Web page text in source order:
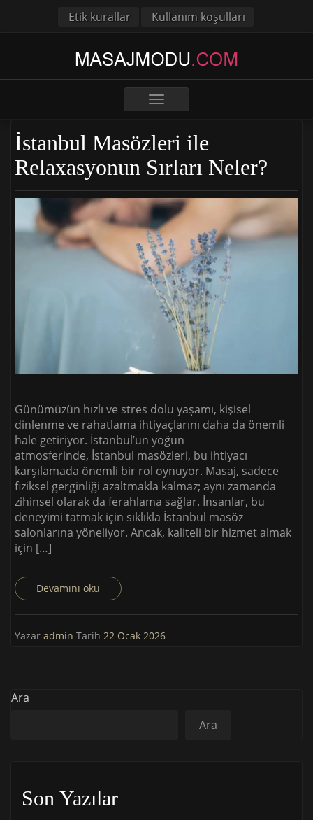
Etik kurallar Kullanım koşulları
Toggle
İstanbul Masözleri ile
Relaxasyonun Sırları Neler?
Günümüzün hızlı ve stres dolu yaşamı, kişisel
dinlenme ve rahatlama ihtiyaçlarını daha da önemli
hale getiriyor. İstanbul’un yoğun
atmosferinde, İstanbul masözleri, bu ihtiyacı
karşılamada önemli bir rol oynuyor. Masaj, sadece
fiziksel gerginliği azaltmakla kalmaz; aynı zamanda
zihinsel olarak da ferahlama sağlar. İnsanlar, bu
deneyimi tatmak için sıklıkla İstanbul masöz
salonlarına yöneliyor. Ancak, kaliteli bir hizmet almak
için […]
Devamını oku
Yazar admin Tarih 22 Ocak 2026
Ara
Ara
Son Yazılar